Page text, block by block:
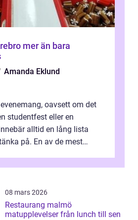
än bara
Amanda Eklund
oavsett om det
studentfest eller en
alltid en lång lista
på. En av de mest
08 mars 2026
Restaurang malmö
matupplevelser från lunch till sen